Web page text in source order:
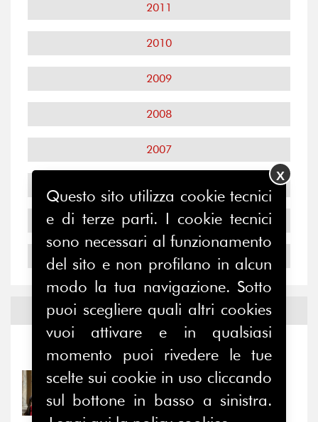
2011
2010
2009
2008
2007
2005
Notizie edEventi
Notizie -Eventi
31/07/2026
Prima della pausa estiva,
il valore di...
Questo sito utilizza cookie tecnici
e di terze parti. I cookie tecnici
sono necessari al funzionamento
del sito e non profilano in alcun
modo la tua navigazione. Sotto
puoi scegliere quali altri cookies
vuoi attivare e in qualsiasi
momento puoi rivedere le tue
scelte sui cookie in uso cliccando
sul bottone in basso a sinistra.
X